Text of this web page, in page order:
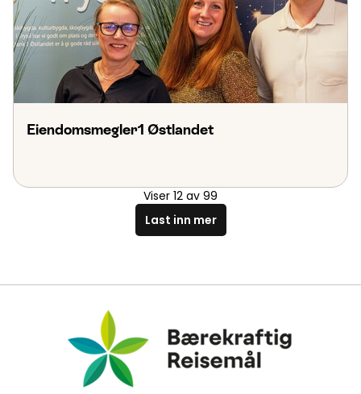
Eiendomsmegler1 Østlandet
Viser 12 av 99
Last inn mer
Bærekraftig Reisemål